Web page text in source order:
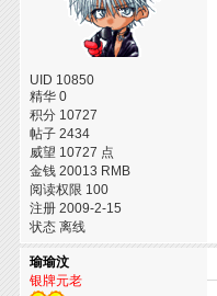
UID 10850
精华 0
积分 10727
帖子 2434
威望 10727 点
金钱 20013 RMB
阅读权限 100
注册 2009-2-15
状态 离线
瑜瑜汶
银牌元老